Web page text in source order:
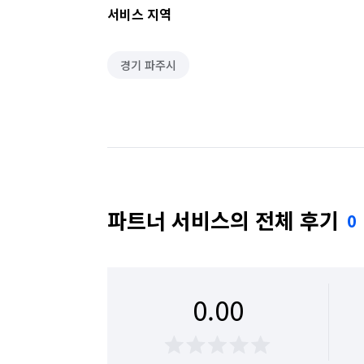
서비스 지역
경기 파주시
파트너 서비스의 전체 후기 0
0.00